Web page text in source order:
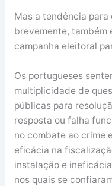
Mas a tendência
brevemente, também
campanha eleitoral
Os portugueses
multiplicidade de
públicas para
resposta ou falha
no combate ao crime
eficácia na
instalação e
nos quais se